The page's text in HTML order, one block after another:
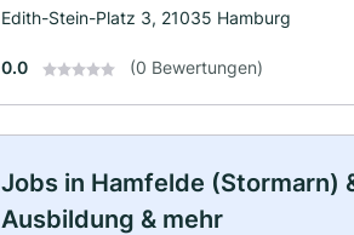
Edith-Stein-Platz 3, 21035 Hamburg
0.0 (0 Bewertungen)
Jobs in Hamfelde (Stormarn)
Ausbildung & mehr